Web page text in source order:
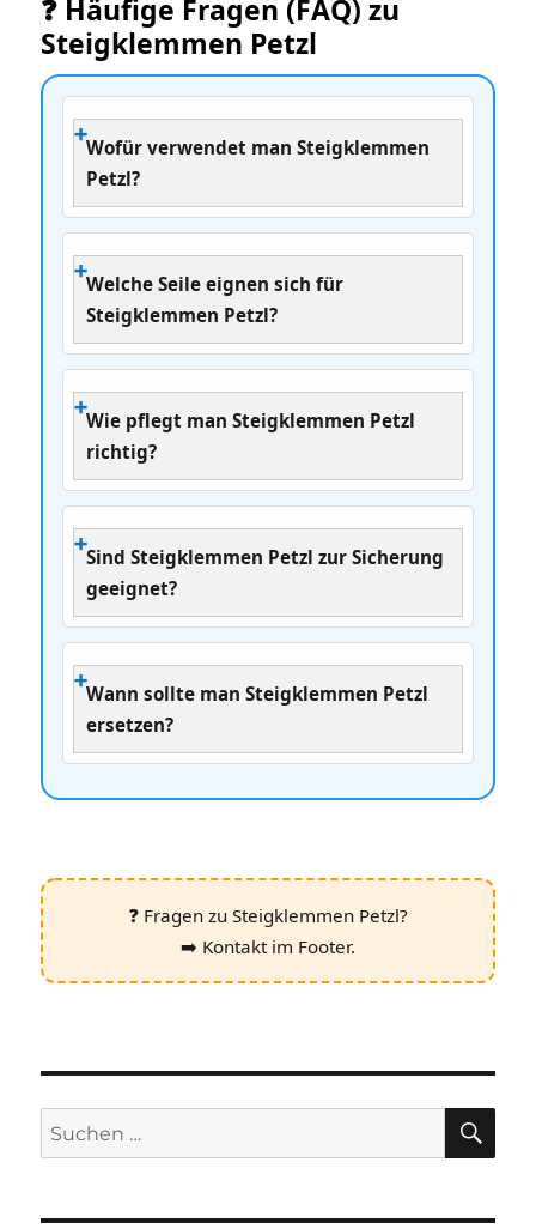
❓ Häufige Fragen (FAQ) zu
Steigklemmen Petzl
Wofür verwendet man Steigklemmen
Petzl?
Welche Seile eignen sich für
Steigklemmen Petzl?
Wie pflegt man Steigklemmen Petzl
richtig?
Sind Steigklemmen Petzl zur Sicherung
geeignet?
Wann sollte man Steigklemmen Petzl
ersetzen?
❓ Fragen zu Steigklemmen Petzl?
➡️ Kontakt im Footer.
Suchen
nach: